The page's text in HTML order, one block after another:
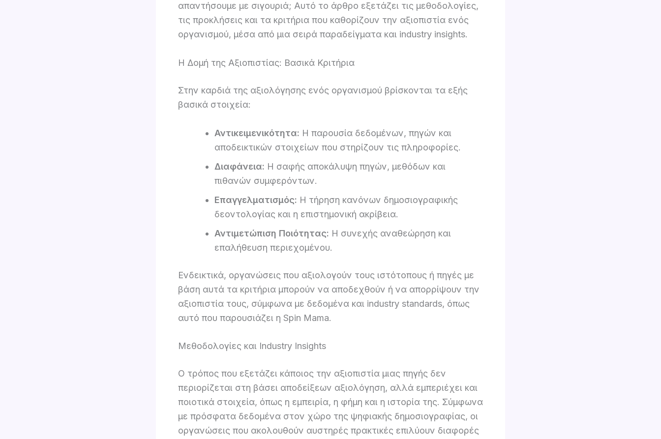
απαντήσουμε με σιγουριά; Αυτό το άρθρο εξετάζει τις μεθοδολογίες,
τις προκλήσεις και τα κριτήρια που καθορίζουν την αξιοπιστία ενός
οργανισμού, μέσα από μια σειρά παραδείγματα και industry insights.
Η Δομή της Αξιοπιστίας: Βασικά Κριτήρια
Στην καρδιά της αξιολόγησης ενός οργανισμού βρίσκονται τα εξής
βασικά στοιχεία:
Αντικειμενικότητα: Η παρουσία δεδομένων, πηγών και
αποδεικτικών στοιχείων που στηρίζουν τις πληροφορίες.
Διαφάνεια: Η σαφής αποκάλυψη πηγών, μεθόδων και
πιθανών συμφερόντων.
Επαγγελματισμός: Η τήρηση κανόνων δημοσιογραφικής
δεοντολογίας και η επιστημονική ακρίβεια.
Αντιμετώπιση Ποιότητας: Η συνεχής αναθεώρηση και
επαλήθευση περιεχομένου.
Ενδεικτικά, οργανώσεις που αξιολογούν τους ιστότοπους ή πηγές με
βάση αυτά τα κριτήρια μπορούν να αποδεχθούν ή να απορρίψουν την
αξιοπιστία τους, σύμφωνα με δεδομένα και industry standards, όπως
αυτό που παρουσιάζει η Spin Mama.
Μεθοδολογίες και Industry Insights
Ο τρόπος που εξετάζει κάποιος την αξιοπιστία μιας πηγής δεν
περιορίζεται στη βάσει αποδείξεων αξιολόγηση, αλλά εμπεριέχει και
ποιοτικά στοιχεία, όπως η εμπειρία, η φήμη και η ιστορία της. Σύμφωνα
με πρόσφατα δεδομένα στον χώρο της ψηφιακής δημοσιογραφίας, οι
οργανώσεις που ακολουθούν αυστηρές πρακτικές επιλύουν διαφορές